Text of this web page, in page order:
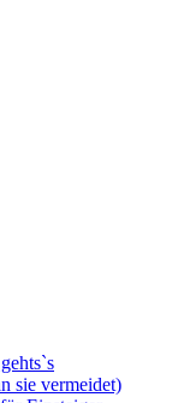
sie vermeidet)